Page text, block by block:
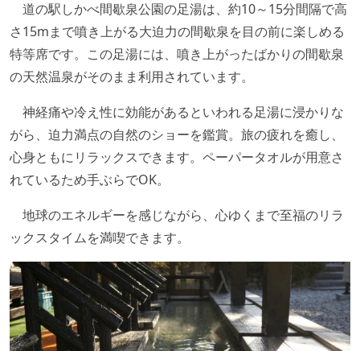
道の駅しかべ間歇泉公園の足湯は、約10～15分間隔で高
さ15mまで噴き上がる大迫力の間歇泉を目の前に楽しめる
特等席です。この足湯には、噴き上がったばかりの間歇泉
の天然温泉がそのまま利用されています。
神経痛や冷え性に効能があるといわれる足湯に浸かりな
がら、迫力満点の自然のショーを鑑賞。旅の疲れを癒し、
心身ともにリラックスできます。ペーパータオルが用意さ
れているため手ぶらでOK。
地球のエネルギーを感じながら、心ゆくまで至福のリラ
ックスタイムを満喫できます。